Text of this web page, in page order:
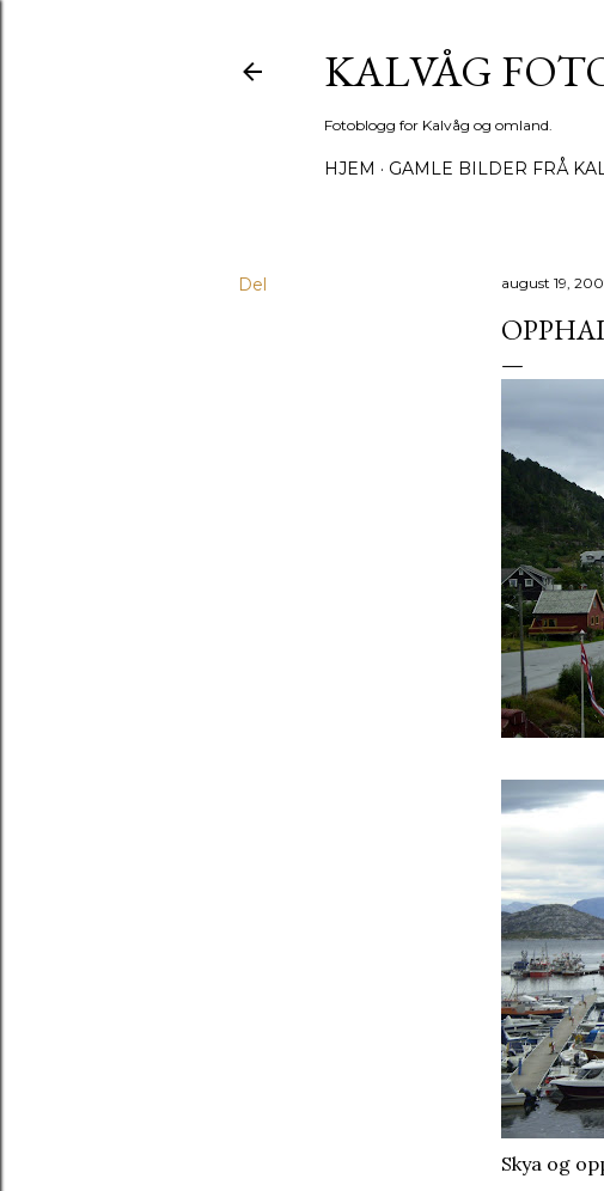
KALVÅG
Fotoblogg for Kalvåg og omland.
HJEM GAMLE BILDER FRÅ
Del august 19,
Skya og